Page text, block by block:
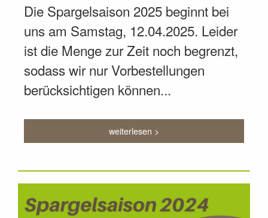
Die Spargelsaison 2025 beginnt bei
uns am Samstag, 12.04.2025. Leider
ist die Menge zur Zeit noch begrenzt,
sodass wir nur Vorbestellungen
berücksichtigen können...
weiterlesen >